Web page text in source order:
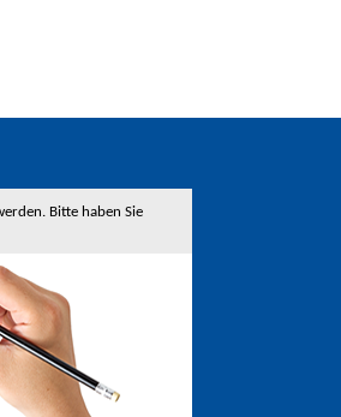
Bitte haben Sie